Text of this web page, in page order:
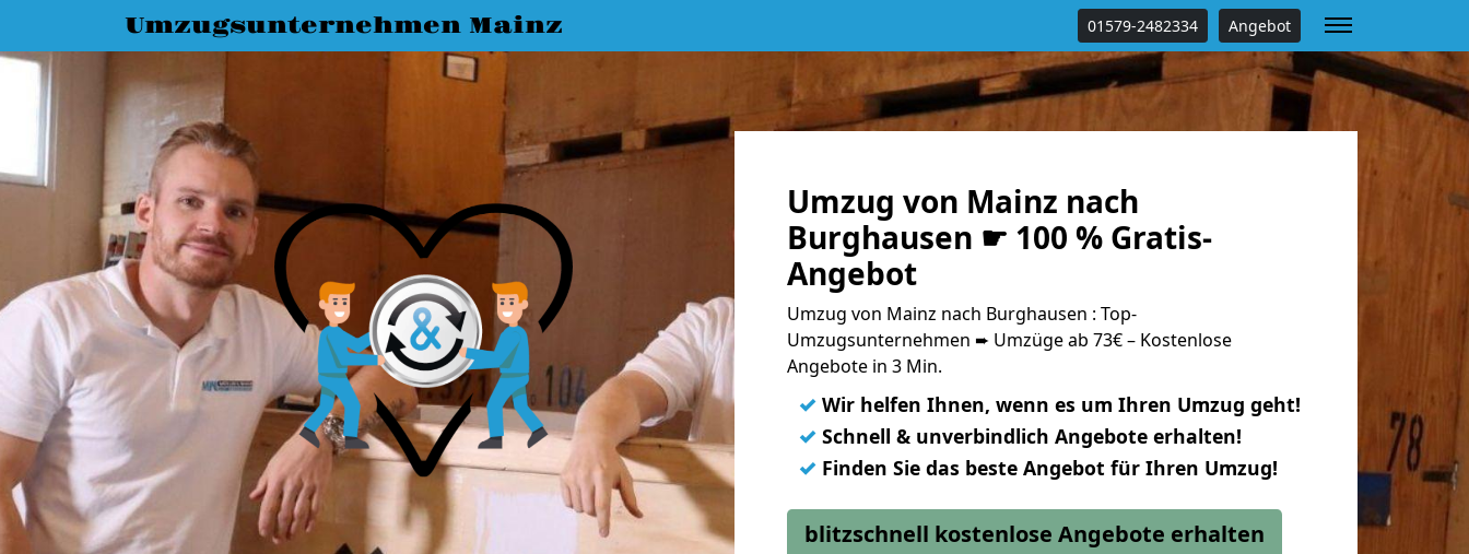
Umzugsunternehmen Mainz 01579-2482334 Angebot
Umzug von Mainz nach
Burghausen ☛ 100 % Gratis-
Angebot
Umzug von Mainz nach Burghausen : Top-
Umzugsunternehmen ➨ Umzüge ab 73€ – Kostenlose
Angebote in 3 Min.
✓ Wir helfen Ihnen, wenn es um Ihren Umzug geht!
✓ Schnell & unverbindlich Angebote erhalten!
✓ Finden Sie das beste Angebot für Ihren Umzug!
blitzschnell kostenlose Angebote erhalten